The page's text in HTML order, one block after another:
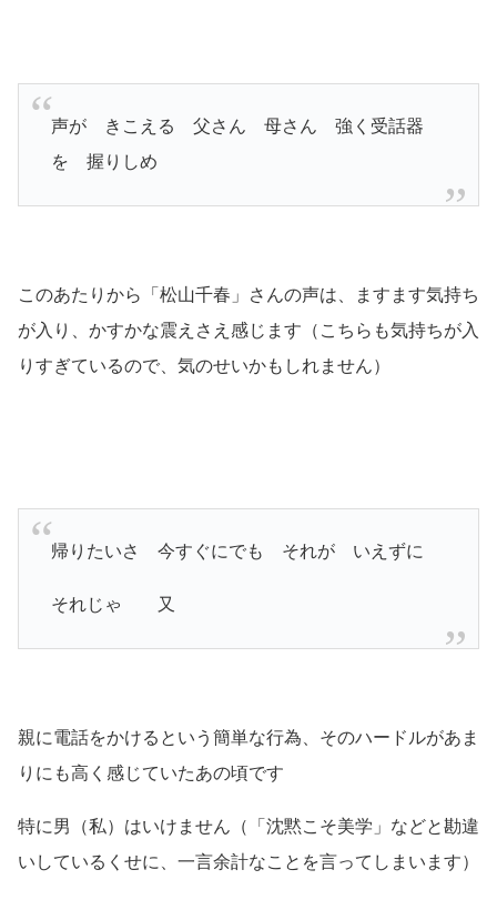
声が きこえる 父さん 母さん 強く受話器
を 握りしめ
このあたりから「松山千春」さんの声は、ますます気持ち
が入り、かすかな震えさえ感じます （こちらも気持ちが入
りすぎているので、気のせいかもしれません）
帰りたいさ 今すぐにでも それが いえずに
それじゃ 又
親に電話をかけるという簡単な行為、そのハードルがあま
りにも高く感じていたあの頃です
特に男 （私） はいけません （「沈黙こそ美学」などと勘違
いしているくせに、一言余計なことを言ってしまいます）